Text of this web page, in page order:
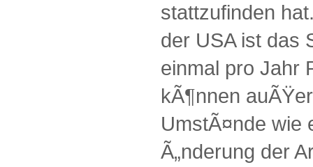
stattzufinden
der USA ist das
einmal pro Jahr
kÃ¶nnen
UmstÃ¤nde wie
Ã„nderung der